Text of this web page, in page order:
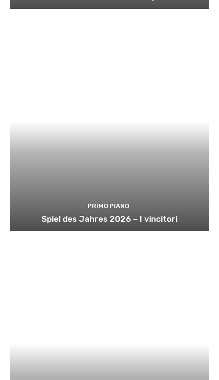
PRIMO PIANO
Spiel des Jahres 2026 – I vincitori